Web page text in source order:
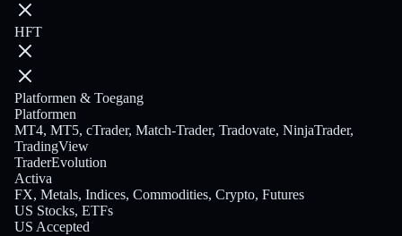
HFT
Platformen & Toegang
Platformen
MT4, MT5, cTrader, Match-Trader, Tradovate, NinjaTrader,
TradingView
TraderEvolution
Activa
FX, Metals, Indices, Commodities, Crypto, Futures
US Stocks, ETFs
US Accepted